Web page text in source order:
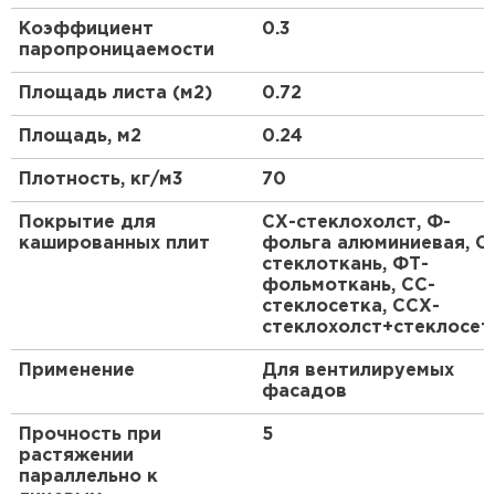
дополнительной пароизоляции и ветрозащиты, а
также в качестве теплоизоляционного слоя при
внутреннем выполнении изоляции без
дополнительной облицовки.
Коэффициент
паропроницаемости
0.3
Площадь листа (м2) 0.72
Площадь, м2 0.24
Плотность, кг/м3 70
Покрытие для
кашированных плит
СХ-стеклохолст, Ф-
фольга алюминиевая,
стеклоткань, ФТ-
фольмоткань, СС-
стеклосетка, ССХ-
Применение
Для вентилируемых
фасадов
Прочность при
растяжении
параллельно к
5
Утеплитель Isoroc
Утеплитель Isover
Утеплитель Paroc